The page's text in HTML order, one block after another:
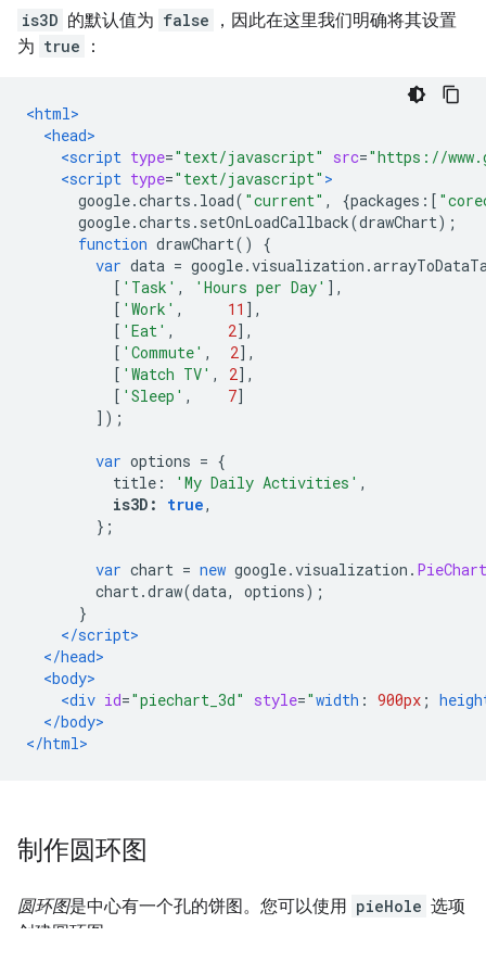
is3D 的默认值为 false
，因此在这里我们明确将其设置
为 true ：
<html>
<head>
<script type="text/javascript" src="https://
<script type="text/javascript" >
google.charts . load( "current" , {packages :[
google.charts . setOnLoadCallback(drawChart);
function drawChart()
{
var data = google.visualization .
[ 'Task' , 'Hours per Day' ],
[ 'Work' , 11 ],
[ 'Eat' , 2],
[ 'Commute' , 2],
[ 'Watch TV' , 2],
[ 'Sleep' , 7]
]);
var options = {
title : 'My Daily Activities' ,
is3D : true,
};
var chart = new google.visualization . PieChart
chart.draw(data, options);
}
</script>
</head>
<body>
<div id="piechart_3d" style="width : 900px ;
</body>
</html>
制作圆环图
圆环图是中心有一个孔的饼图。您可以使用 pieHole 选项
创建圆环图：